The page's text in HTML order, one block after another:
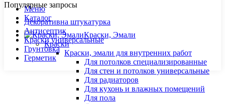
Популярные запросы
Декоративна штукатурка
Антисептик
Краски универсальные
Грунтовка
Герметик
Меню
Каталог
Краски, Эмали
Краски
Краски, эмали для внутренних работ
Для потолков специализированные
Для стен и потолков универсальные
Для радиаторов
Для кухонь и влажных помещений
Для пола